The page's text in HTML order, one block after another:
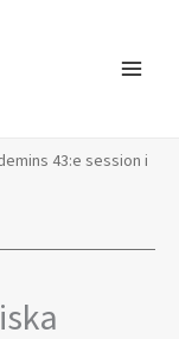
43:e session i